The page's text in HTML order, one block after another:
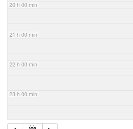
20 h 00 min
21 h 00 min
22 h 00 min
23 h 00 min